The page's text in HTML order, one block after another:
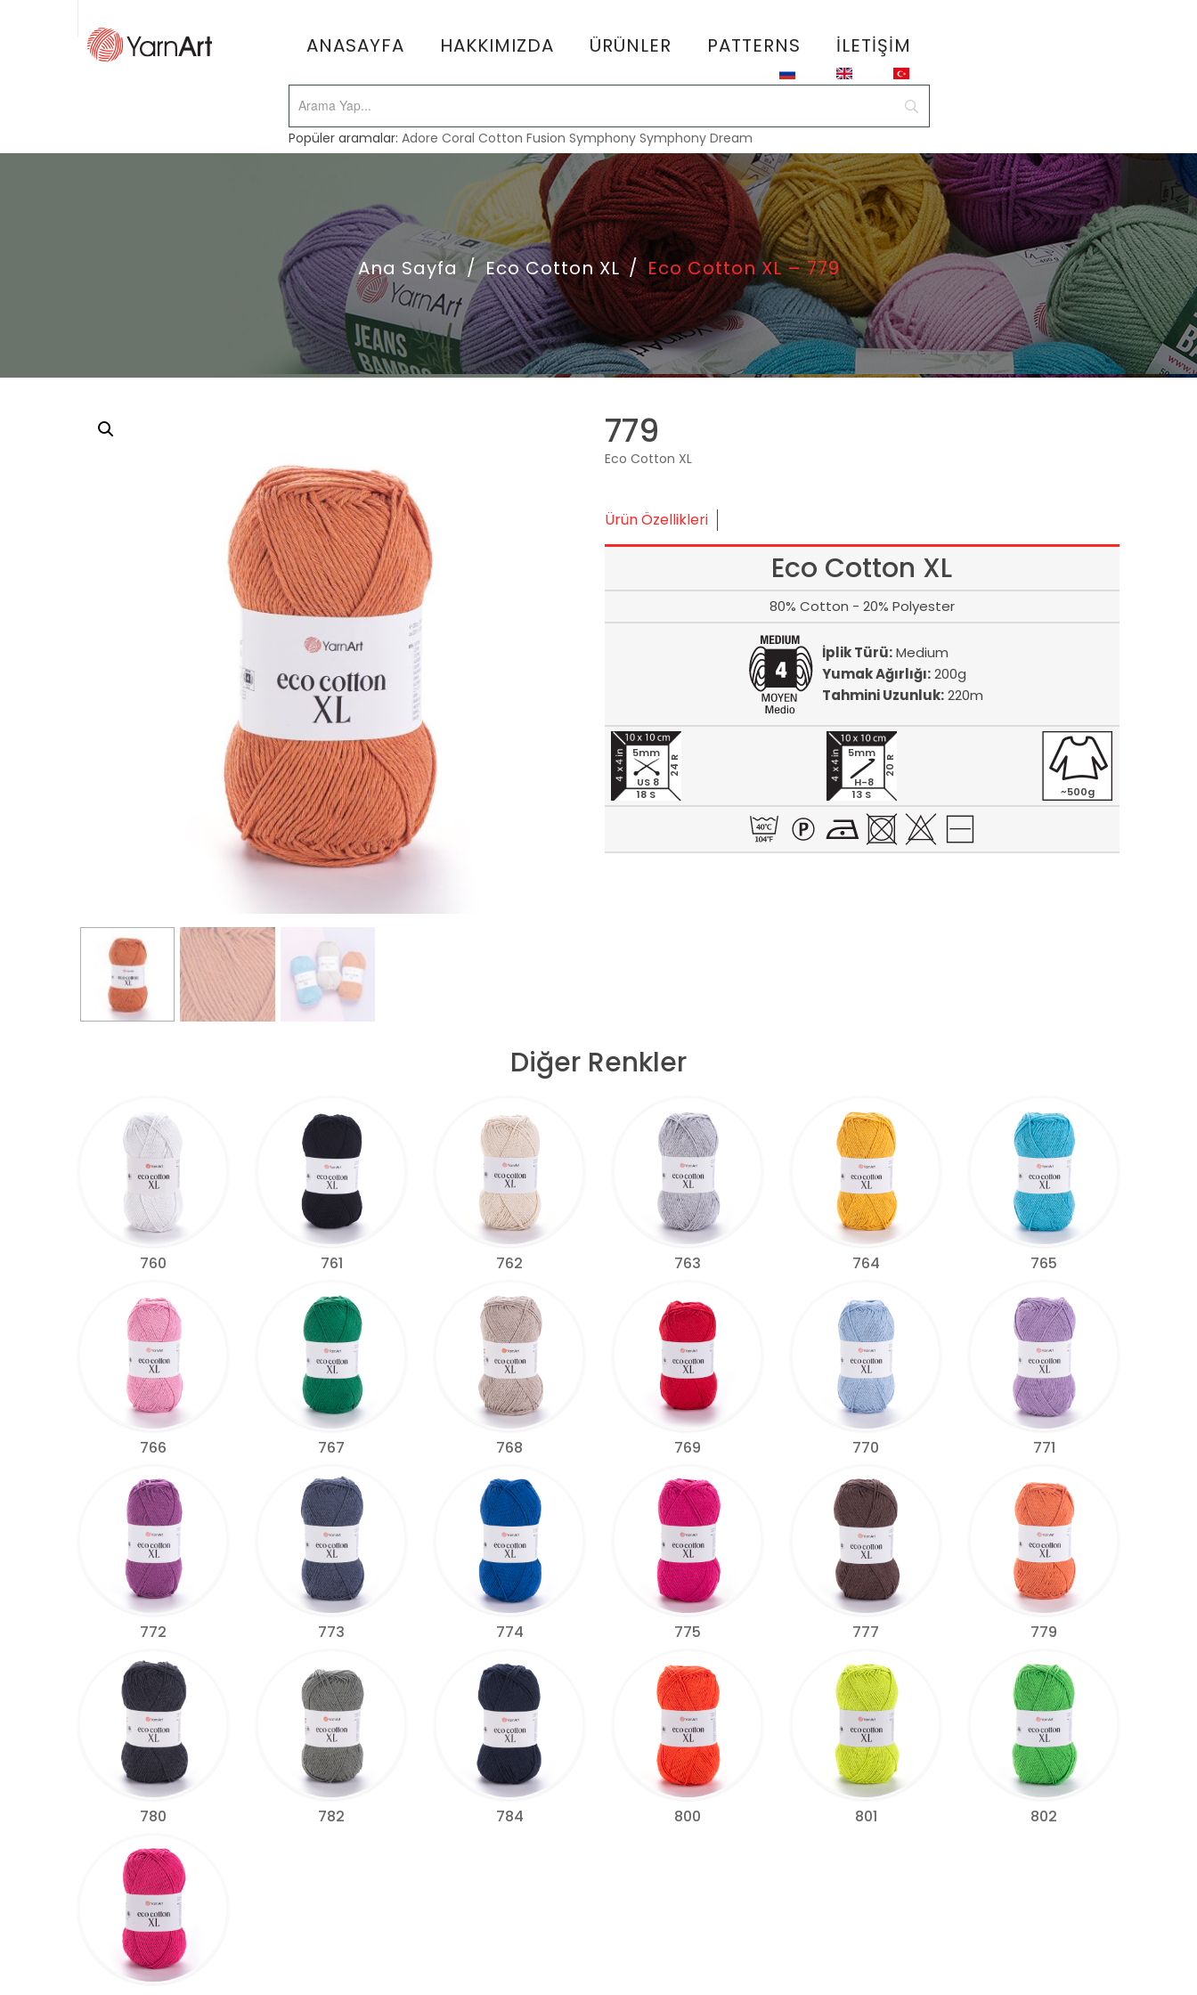
ANASAYFA HAKKIMIZDA ÜRÜNLER PATTERNS İLETIŞIM
Popüler aramalar:Adore Coral Cotton Fusion Symphony Symphony Dream
Ana Sayfa / Eco Cotton XL / Eco Cotton XL – 779
779
Eco Cotton XL
Ürün Özellikleri
Eco Cotton XL
80% Cotton - 20% Polyester
İplik Türü:Medium
Yumak Ağırlığı:200g
Tahmini Uzunluk:220m
18 S
24 R
5mm
US 8
13 S
20 R
5mm
H-8
~500g
Diğer Renkler
760 761 762 763 764 765
766 767 768 769 770 771
772 773 774 775 777 779
780 782 784 800 801 802